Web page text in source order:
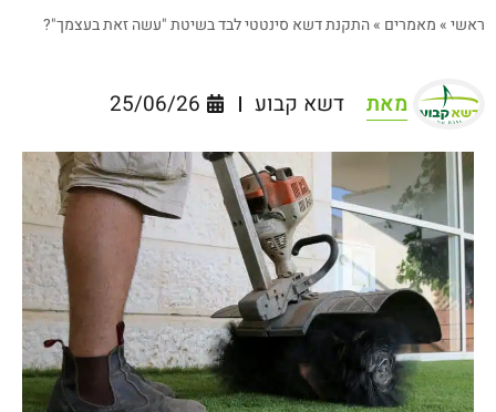
ראשי»מאמרים »התקנת דשא סינטטי לבד בשיטת "עשה זאת בעצמך"?
מאת דשא קבוע 25/06/26